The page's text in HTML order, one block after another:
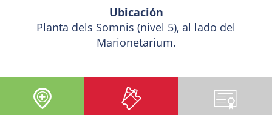
Ubicación
Planta dels Somnis (nivel 5), al lado del
Marionetarium.